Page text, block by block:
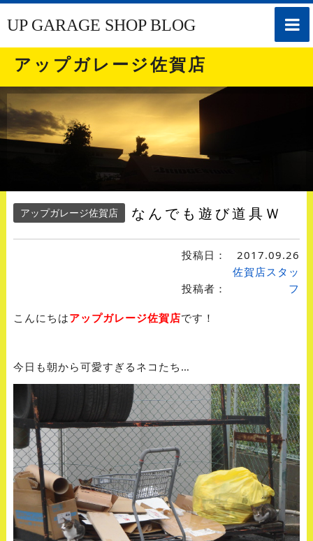
toggle
UP GARAGE SHOP BLOG
アップガレージ佐賀店
アップガレージ佐賀店 なんでも遊び道具Ｗ
投稿日： 2017.09.26
投稿者：
佐賀店スタッ
フ
こんにちはアップガレージ佐賀店です！
今日も朝から可愛すぎるネコたち…